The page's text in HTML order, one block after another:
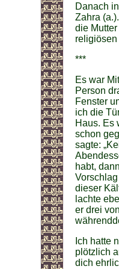
Danach
Zahra
die
religiösen
***
Es war
Person
Fenster
ich die
Haus. Es
schon
sagte:
habt,
dieser
lachte
er drei
Ich hatte
plötzlich
dich